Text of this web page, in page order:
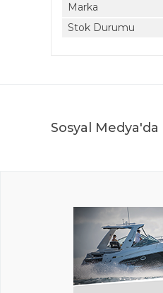
Marka
Stok Durumu
Sosyal